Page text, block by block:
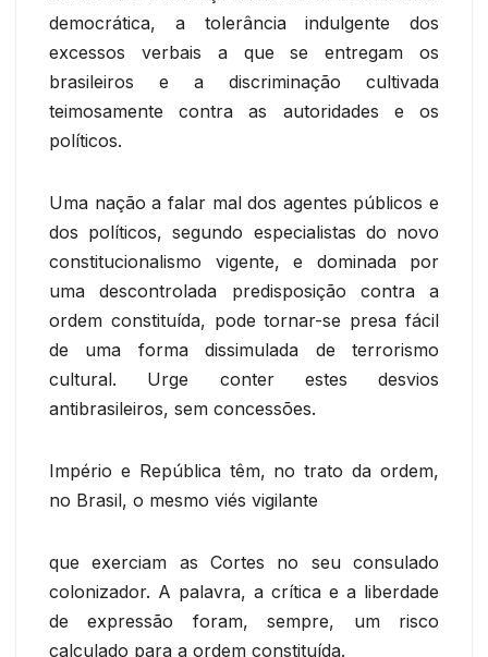
democrática, a tolerância indulgente dos
excessos verbais a que se entregam os
brasileiros e a discriminação cultivada
teimosamente contra as autoridades e os
políticos.
Uma nação a falar mal dos agentes públicos e
dos políticos, segundo especialistas do novo
constitucionalismo vigente, e dominada por
uma descontrolada predisposição contra a
ordem constituída, pode tornar-se presa fácil
de uma forma dissimulada de terrorismo
cultural. Urge conter estes desvios
antibrasileiros, sem concessões.
Império e República têm, no trato da ordem,
no Brasil, o mesmo viés vigilante
que exerciam as Cortes no seu consulado
colonizador. A palavra, a crítica e a liberdade
de expressão foram, sempre, um risco
calculado para a ordem constituída.